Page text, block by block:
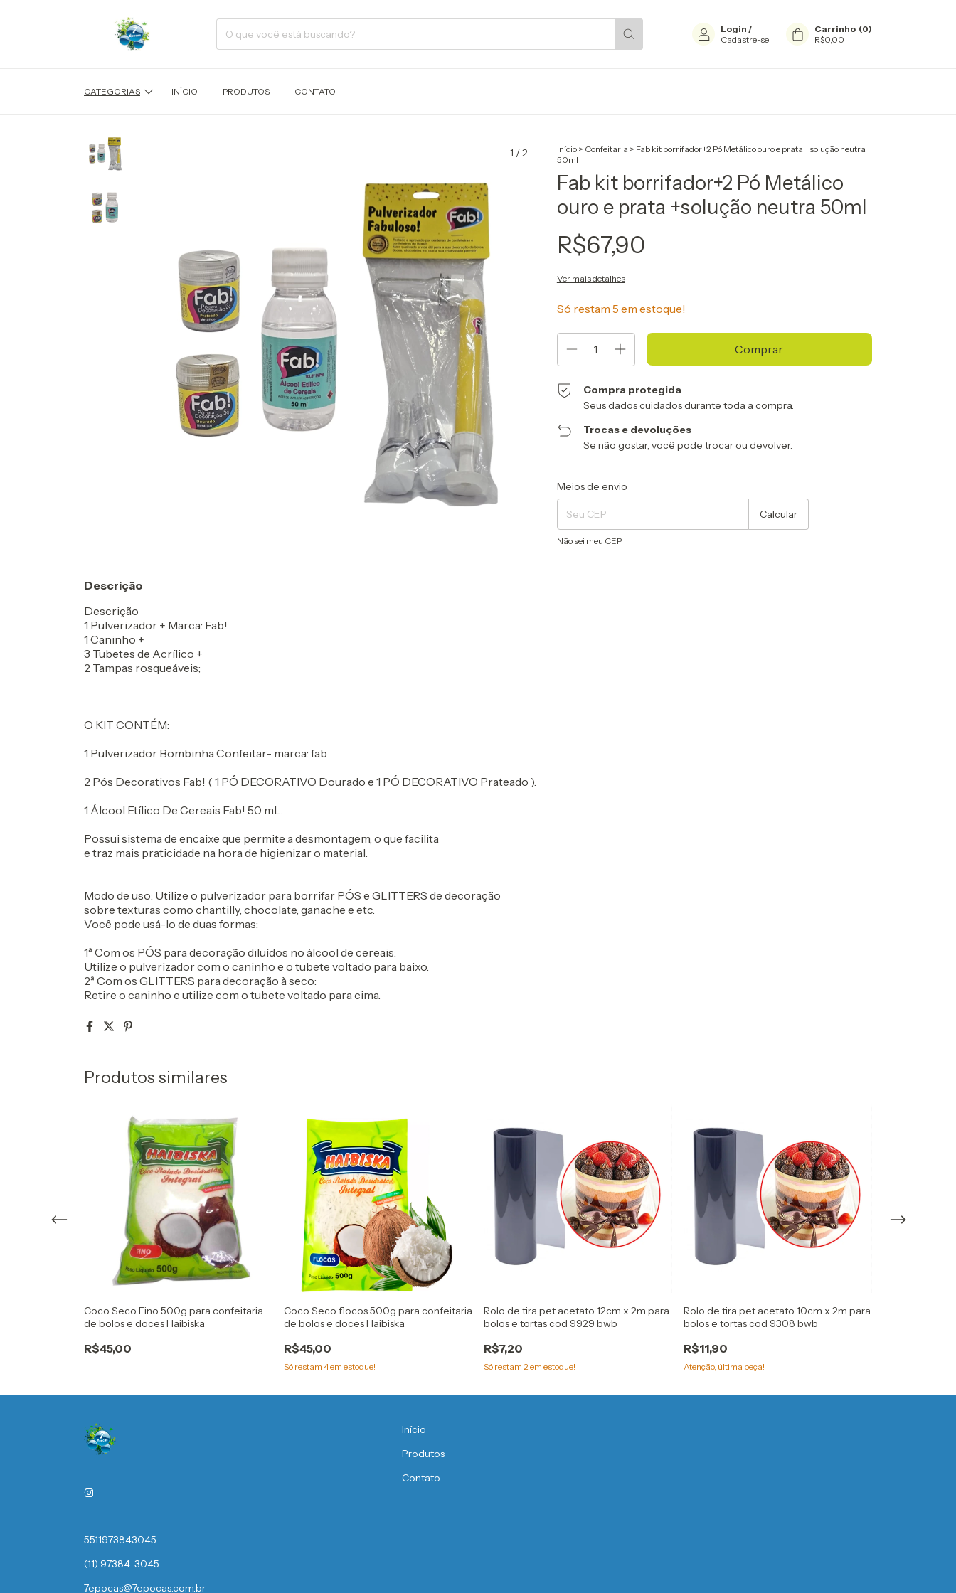
Login /
Cadastre-se
Carrinho (0)
R$0,00
CATEGORIAS INÍCIO PRODUTOS CONTATO
1 /2 Início > Confeitaria > Fab kit borrifador+2 Pó Metálico ouro e prata +solução neutra
50ml
Fab kit borrifador+2 Pó Metálico
ouro e prata +solução neutra 50ml
R$67,90
Ver mais detalhes
Só restam 5 em estoque!
Compra protegida
Seus dados cuidados durante toda a compra.
Trocas e devoluções
Se não gostar, você pode trocar ou devolver.
Entregas para o CEP:
Meios de envio
Calcular
Não sei meu CEP
Descrição
Descrição
1 Pulverizador + Marca: Fab!
1 Caninho +
3 Tubetes de Acrílico +
2 Tampas rosqueáveis;
O KIT CONTÉM:
1 Pulverizador Bombinha Confeitar- marca: fab
2 Pós Decorativos Fab! ( 1 PÓ DECORATIVO Dourado e 1 PÓ DECORATIVO Prateado ).
1 Álcool Etílico De Cereais Fab! 50 mL.
Possui sistema de encaixe que permite a desmontagem, o que facilita
e traz mais praticidade na hora de higienizar o material.
Modo de uso: Utilize o pulverizador para borrifar PÓS e GLITTERS de decoração
sobre texturas como chantilly, chocolate, ganache e etc.
Você pode usá-lo de duas formas:
1ª Com os PÓS para decoração diluídos no àlcool de cereais:
Utilize o pulverizador com o caninho e o tubete voltado para baixo.
2ª Com os GLITTERS para decoração à seco:
Retire o caninho e utilize com o tubete voltado para cima.
Produtos similares
Coco Seco Fino 500g para confeitaria
de bolos e doces Haibiska
R$45,00
Coco Seco flocos 500g para confeitaria
de bolos e doces Haibiska
R$45,00
Só restam 4em estoque!
Rolo de tira pet acetato 12cm x 2m para
bolos e tortas cod 9929 bwb
R$7,20
Só restam 2 em estoque!
Rolo de tira pet acetato 10cm x 2m para
bolos e tortas cod 9308 bwb
R$11,90
Atenção, última peça!
5511973843045
(11) 97384-3045
7epocas@7epocas.com.br
Início
Produtos
Contato